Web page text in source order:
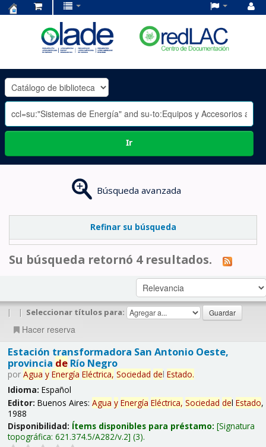
OLADE
-
Ir
Búsqueda avanzada
Refinar su búsqueda
Su búsqueda retornó 4 resultados.
| | Seleccionar títulos para:
Hacer reserva
Estación transformadora San Antonio Oeste,
provincia deRío Negro
por Agua y Energía Eléctrica, Sociedad del Estado.
Idioma: Español
Editor: Buenos Aires: Agua y Energía Eléctrica, Sociedad del Estado,
1988
Disponibilidad: Ítems disponibles para préstamo: Signatura
topográfica: 621.374.5/A282/v.2 (3).